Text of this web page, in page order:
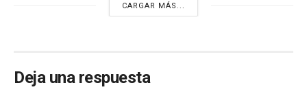
CARGAR MÁS...
Deja una respuesta